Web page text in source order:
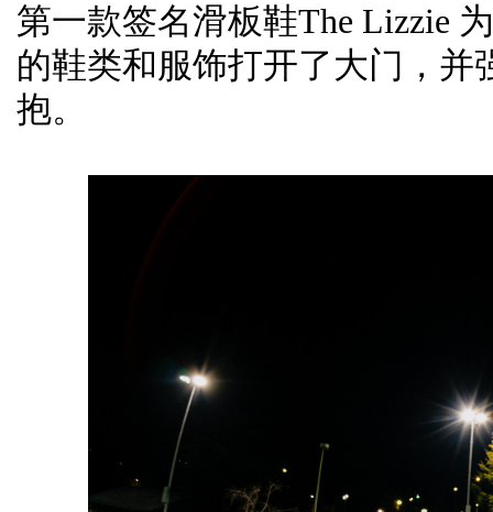
第一款签名滑板鞋The Lizzie
的鞋类和服饰打开了大门，
抱。